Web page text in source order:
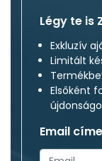
Légy te is
Exkluzív
Limitált
Elsőként
Email